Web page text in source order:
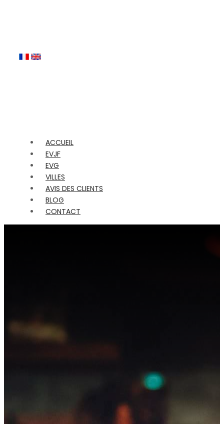
ACCUEIL
EVJF
EVG
VILLES
AVIS DES CLIENTS
BLOG
CONTACT